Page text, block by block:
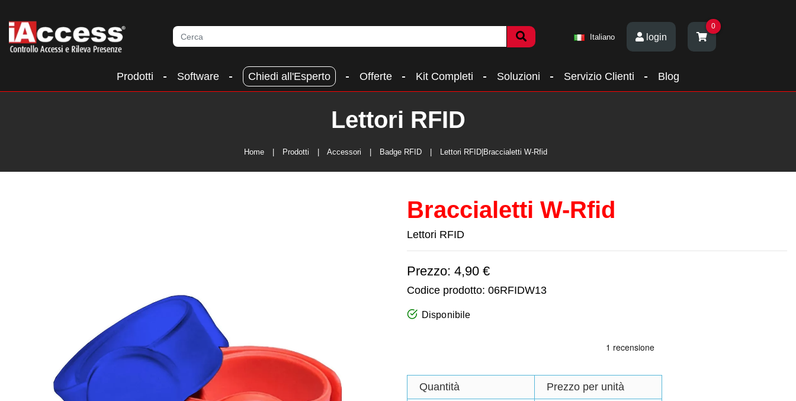
Italiano login
0
Prodotti Software Chiedi all'Esperto Offerte Kit Completi Soluzioni Servizio Clienti Blog
Lettori RFID
Home Prodotti Accessori Badge RFID Lettori RFID|Braccialetti W-Rfid
Braccialetti W-Rfid
Lettori RFID
Prezzo: 4,90 €
Codice prodotto: 06RFIDW13
Disponibile
Quantità
Prezzo per unità